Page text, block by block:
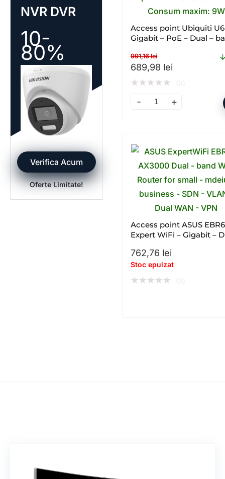
NVR DVR
10-
80%
Verifica Acum
Oferte Limitate!
Access point Ubiquiti
Gigabit – PoE – Dual –
991,16lei
Prețul inițial a fost:
689,98 leiPrețul
★★★★★
Access point Ubiquiti
Access point ASUS
Expert WiFi – Gigabit –
762,76 lei
Stoc epuizat
★★★★★